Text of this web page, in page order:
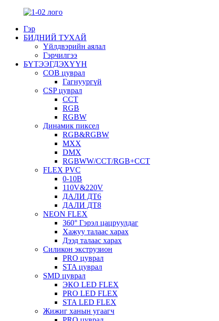
Гэр
БИДНИЙ ТУХАЙ
Үйлдвэрийн аялал
Гэрчилгээ
БҮТЭЭГДЭХҮҮН
COB цуврал
Гагнуургүй
CSP цуврал
CCT
RGB
RGBW
Динамик пиксел
RGB&RGBW
МХХ
DMX
RGBWW/CCT/RGB+CCT
FLEX PVC
0-10В
110V&220V
ДАЛИ ДТ6
ДАЛИ ДТ8
NEON FLEX
360° Гэрэл цацруулдаг
Хажуу талаас харах
Дээд талаас харах
Силикон экструзион
PRO цуврал
STA цуврал
SMD цуврал
ЭКО LED FLEX
PRO LED FLEX
STA LED FLEX
Жижиг ханын угаагч